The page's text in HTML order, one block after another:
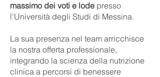
massimo dei voti e lode presso
l'Università degli Studi di Messina.
La sua presenza nel team arricchisce
la nostra offerta professionale,
integrando la scienza della nutrizione
clinica a percorsi di benessere